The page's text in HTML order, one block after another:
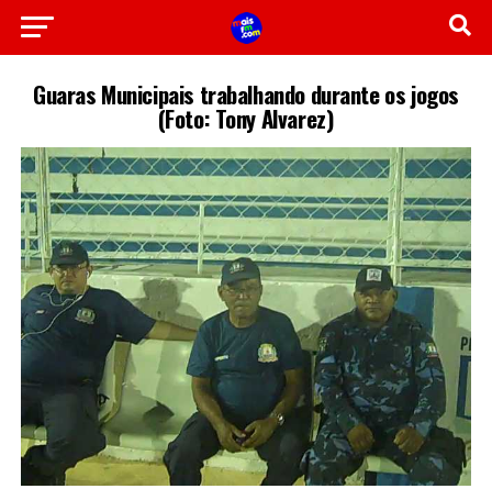
Guaras Municipais trabalhando durante os jogos
(Foto: Tony Alvarez)